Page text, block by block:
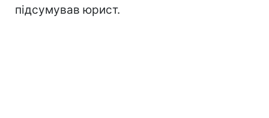
підсумував юрист.